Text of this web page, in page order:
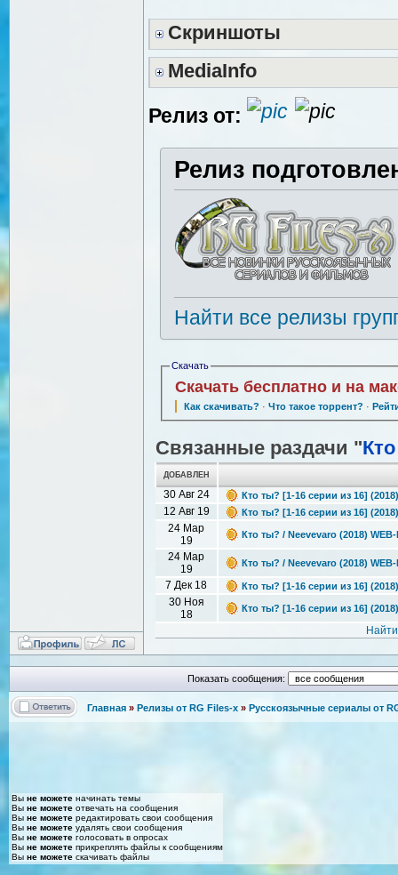
Скриншоты
MediaInfo
Релиз от:
Релиз
Найти все релизы
Скачать
Скачать бесплатно и на
Как скачивать? · Что такое торрент? ·
Связанные раздачи "
ДОБАВЛЕН
30 Авг 24 Кто ты? [1-16 серии из 16]
12 Авг 19 Кто ты? [1-16 серии из 16]
24 Мар
19
Кто ты? / Neevevaro (2018)
24 Мар
19
Кто ты? / Neevevaro (2018)
7 Дек 18 Кто ты? [1-16 серии из 16]
30 Ноя
18
Кто ты? [1-16 серии из 16]
Показать сообщения:
Главная » Релизы от RG Files-x » Русскоязычные сериалы от
Вы не можете начинать темы
Вы не можете отвечать на сообщения
Вы не можете редактировать свои сообщения
Вы не можете удалять свои сообщения
Вы не можете голосовать в опросах
Вы не можете прикреплять файлы к сообщениям
Вы не можете скачивать файлы